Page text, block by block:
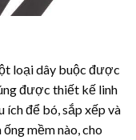
loại dây buộc được
được thiết kế linh
ích để bó, sắp xếp và
mềm nào, cho